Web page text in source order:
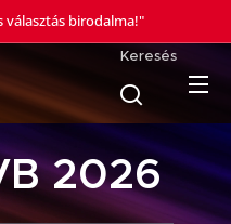
választás birodalma!"
Keresés
2026